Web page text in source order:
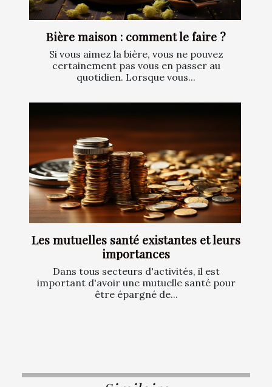
Bière maison : comment le faire ?
Si vous aimez la bière, vous ne pouvez
certainement pas vous en passer au
quotidien. Lorsque vous...
Les mutuelles santé existantes et leurs
importances
Dans tous secteurs d'activités, il est
important d'avoir une mutuelle santé pour
être épargné de...